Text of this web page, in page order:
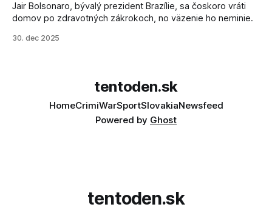
Jair Bolsonaro, bývalý prezident Brazílie, sa čoskoro vráti
domov po zdravotných zákrokoch, no väzenie ho neminie.
30. dec 2025
tentoden.sk
HomeCrimiWarSportSlovakiaNewsfeed
Powered by Ghost
tentoden.sk